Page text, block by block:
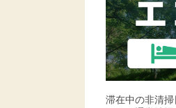
滞在中の非清